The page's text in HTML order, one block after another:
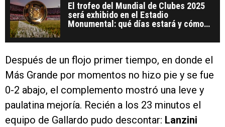
El trofeo del Mundial de Clubes 2025
será exhibido en el Estadio
Monumental: qué días estará y cómo
Después de un flojo primer tiempo, en donde el
Más Grande por momentos no hizo pie y se fue
0-2 abajo, el complemento mostró una leve y
paulatina mejoría. Recién a los 23 minutos el
equipo de Gallardo pudo descontar: Lanzini